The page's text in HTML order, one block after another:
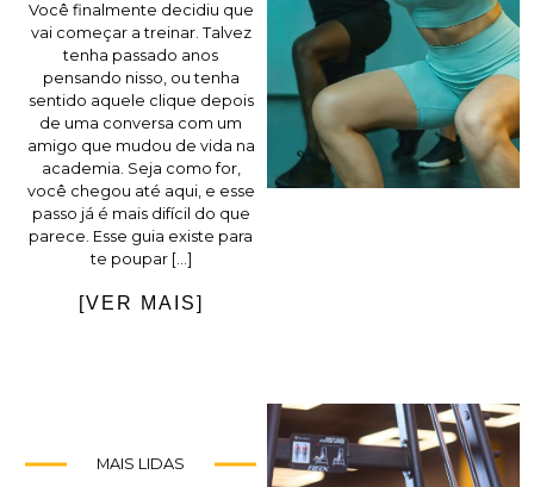
Você finalmente decidiu que
vai começar a treinar. Talvez
tenha passado anos
pensando nisso, ou tenha
sentido aquele clique depois
de uma conversa com um
amigo que mudou de vida na
academia. Seja como for,
você chegou até aqui, e esse
passo já é mais difícil do que
parece. Esse guia existe para
te poupar […]
[VER MAIS]
MAIS LIDAS